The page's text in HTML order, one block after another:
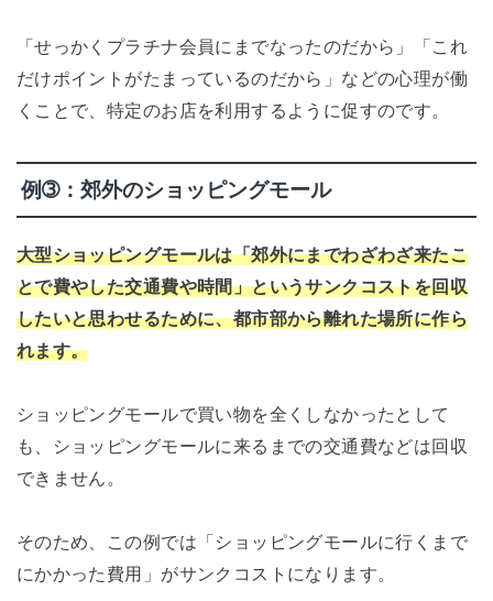
「せっかくプラチナ会員にまでなったのだから」「これ
だけポイントがたまっているのだから」などの心理が働
くことで、特定のお店を利用するように促すのです。
例➂：郊外のショッピングモール
大型ショッピングモールは「郊外にまでわざわざ来たこ
とで費やした交通費や時間」というサンクコストを回収
したいと思わせるために、都市部から離れた場所に作ら
れます。
ショッピングモールで買い物を全くしなかったとして
も、ショッピングモールに来るまでの交通費などは回収
できません。
そのため、この例では「ショッピングモールに行くまで
にかかった費用」がサンクコストになります。